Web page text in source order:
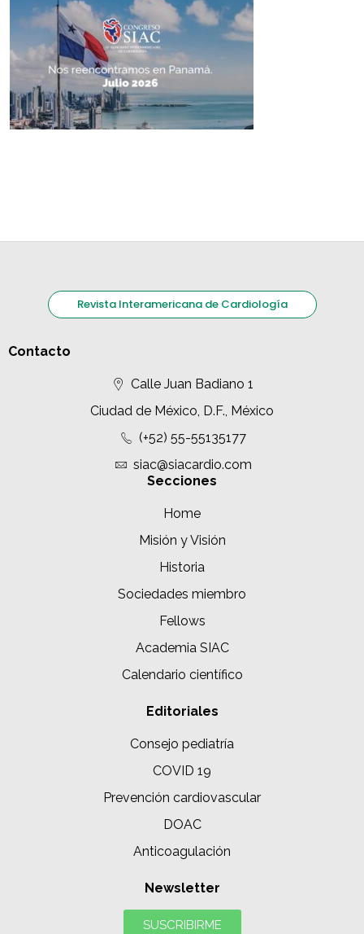
Revista Interamericana de Cardiología
Contacto
Calle Juan Badiano 1
Ciudad de México, D.F., México
(+52) 55-55135177
siac@siacardio.com
Secciones
Home
Misión y Visión
Historia
Sociedades miembro
Fellows
Academia SIAC
Calendario científico
Editoriales
Consejo pediatría
COVID 19
Prevención cardiovascular
DOAC
Anticoagulación
Newsletter
SUSCRIBIRME